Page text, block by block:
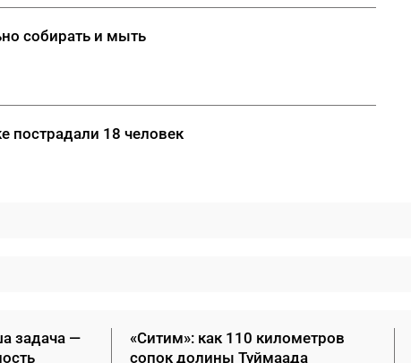
собирать и мыть
пострадали 18 человек
задача —
«Ситим»: как 110 километров
сопок долины Туймаада